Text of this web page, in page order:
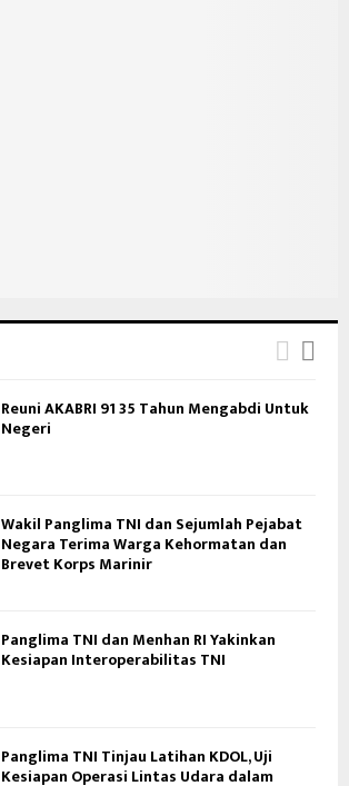
Reuni AKABRI 91 35 Tahun Mengabdi Untuk
Negeri
Wakil Panglima TNI dan Sejumlah Pejabat
Negara Terima Warga Kehormatan dan
Brevet Korps Marinir
Panglima TNI dan Menhan RI Yakinkan
Kesiapan Interoperabilitas TNI
Panglima TNI Tinjau Latihan KDOL, Uji
Kesiapan Operasi Lintas Udara dalam